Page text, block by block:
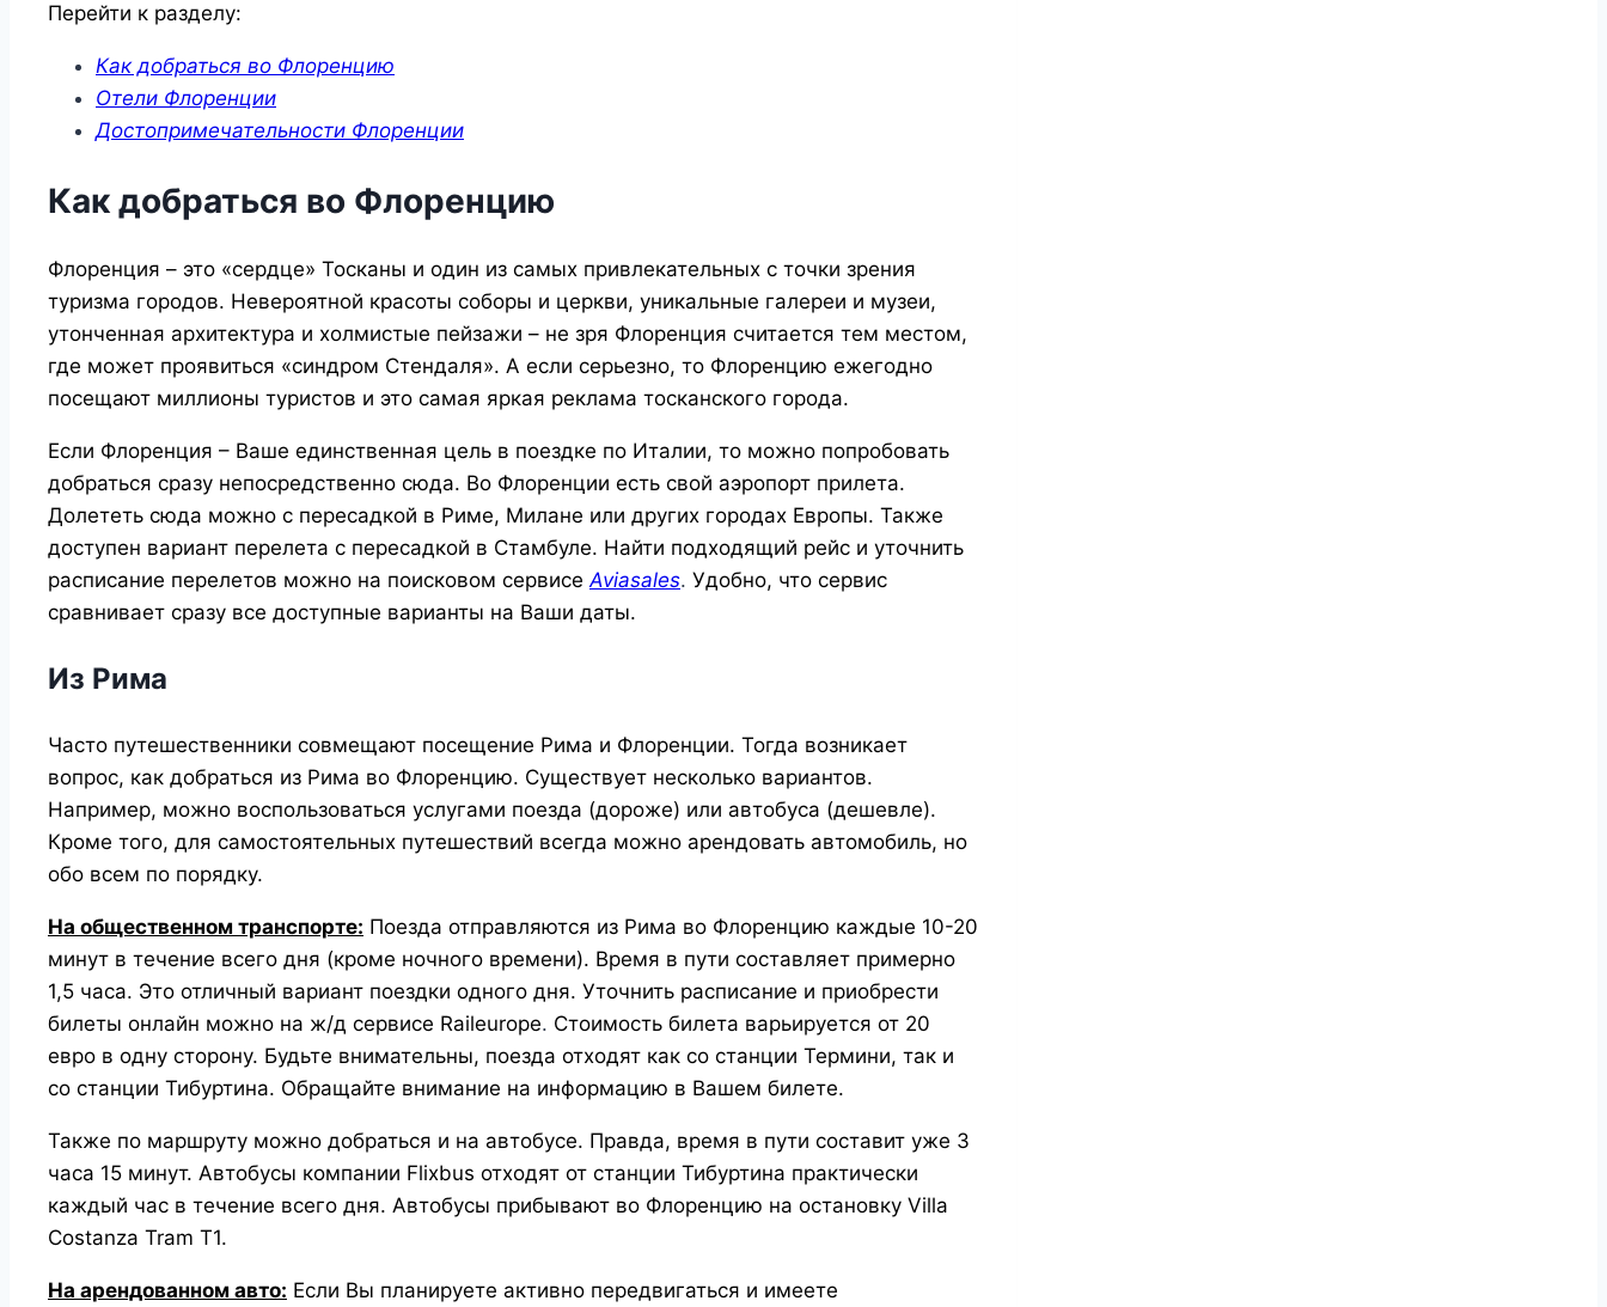
Перейти к разделу:
Как добраться во Флоренцию
Отели Флоренции
Достопримечательности Флоренции
Как добраться во Флоренцию
Флоренция – это «сердце» Тосканы и один из самых привлекательных с точки зрения
туризма городов. Невероятной красоты соборы и церкви, уникальные галереи и музеи,
утонченная архитектура и холмистые пейзажи – не зря Флоренция считается тем местом,
где может проявиться «синдром Стендаля». А если серьезно, то Флоренцию ежегодно
посещают миллионы туристов и это самая яркая реклама тосканского города.
Если Флоренция – Ваше единственная цель в поездке по Италии, то можно попробовать
добраться сразу непосредственно сюда. Во Флоренции есть свой аэропорт прилета.
Долететь сюда можно с пересадкой в Риме, Милане или других городах Европы. Также
доступен вариант перелета с пересадкой в Стамбуле. Найти подходящий рейс и уточнить
расписание перелетов можно на поисковом сервисе Aviasales. Удобно, что сервис
сравнивает сразу все доступные варианты на Ваши даты.
Из Рима
Часто путешественники совмещают посещение Рима и Флоренции. Тогда возникает
вопрос, как добраться из Рима во Флоренцию. Существует несколько вариантов.
Например, можно воспользоваться услугами поезда (дороже) или автобуса (дешевле).
Кроме того, для самостоятельных путешествий всегда можно арендовать автомобиль, но
обо всем по порядку.
На общественном транспорте: Поезда отправляются из Рима во Флоренцию каждые 10-20
минут в течение всего дня (кроме ночного времени). Время в пути составляет примерно
1,5 часа. Это отличный вариант поездки одного дня. Уточнить расписание и приобрести
билеты онлайн можно на ж/д сервисе Raileurope. Стоимость билета варьируется от 20
евро в одну сторону. Будьте внимательны, поезда отходят как со станции Термини, так и
со станции Тибуртина. Обращайте внимание на информацию в Вашем билете.
Также по маршруту можно добраться и на автобусе. Правда, время в пути составит уже 3
часа 15 минут. Автобусы компании Flixbus отходят от станции Тибуртина практически
каждый час в течение всего дня. Автобусы прибывают во Флоренцию на остановку Villa
Costanza Tram T1.
На арендованном авто: Если Вы планируете активно передвигаться и имеете